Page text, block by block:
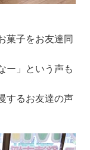
菓子をお友達同
ー」という声も
するお友達の声